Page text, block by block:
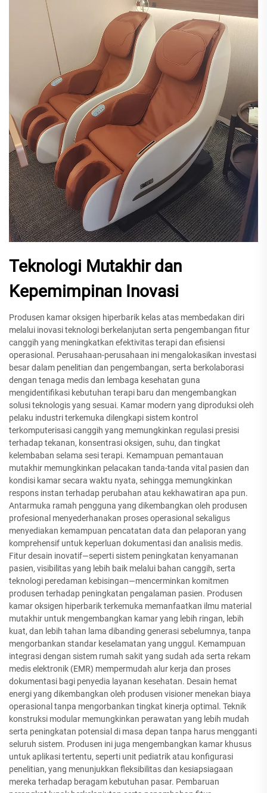
Teknologi Mutakhir dan
Kepemimpinan Inovasi
Produsen kamar oksigen hiperbarik kelas atas membedakan diri
melalui inovasi teknologi berkelanjutan serta pengembangan fitur
canggih yang meningkatkan efektivitas terapi dan efisiensi
operasional. Perusahaan-perusahaan ini mengalokasikan investasi
besar dalam penelitian dan pengembangan, serta berkolaborasi
dengan tenaga medis dan lembaga kesehatan guna
mengidentifikasi kebutuhan terapi baru dan mengembangkan
solusi teknologis yang sesuai. Kamar modern yang diproduksi oleh
pelaku industri terkemuka dilengkapi sistem kontrol
terkomputerisasi canggih yang memungkinkan regulasi presisi
terhadap tekanan, konsentrasi oksigen, suhu, dan tingkat
kelembaban selama sesi terapi. Kemampuan pemantauan
mutakhir memungkinkan pelacakan tanda-tanda vital pasien dan
kondisi kamar secara waktu nyata, sehingga memungkinkan
respons instan terhadap perubahan atau kekhawatiran apa pun.
Antarmuka ramah pengguna yang dikembangkan oleh produsen
profesional menyederhanakan proses operasional sekaligus
menyediakan kemampuan pencatatan data dan pelaporan yang
komprehensif untuk keperluan dokumentasi dan analisis medis.
Fitur desain inovatif—seperti sistem peningkatan kenyamanan
pasien, visibilitas yang lebih baik melalui bahan canggih, serta
teknologi peredaman kebisingan—mencerminkan komitmen
produsen terhadap peningkatan pengalaman pasien. Produsen
kamar oksigen hiperbarik terkemuka memanfaatkan ilmu material
mutakhir untuk mengembangkan kamar yang lebih ringan, lebih
kuat, dan lebih tahan lama dibanding generasi sebelumnya, tanpa
mengorbankan standar keselamatan yang unggul. Kemampuan
integrasi dengan sistem rumah sakit yang sudah ada serta rekam
medis elektronik (EMR) mempermudah alur kerja dan proses
dokumentasi bagi penyedia layanan kesehatan. Desain hemat
energi yang dikembangkan oleh produsen visioner menekan biaya
operasional tanpa mengorbankan tingkat kinerja optimal. Teknik
konstruksi modular memungkinkan perawatan yang lebih mudah
serta peningkatan potensial di masa depan tanpa harus mengganti
seluruh sistem. Produsen ini juga mengembangkan kamar khusus
untuk aplikasi tertentu, seperti unit pediatrik atau konfigurasi
penelitian, yang menunjukkan fleksibilitas dan kesiapsiagaan
mereka terhadap beragam kebutuhan pasar. Pembaruan